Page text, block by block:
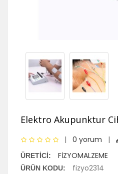
Elektro Akupunktur
| 0 yorum |
ÜRETICI: FİZYOMALZEME
ÜRÜN KODU: fizyo2314